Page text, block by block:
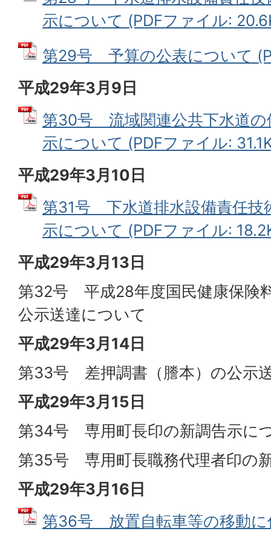
示について (PDFファイル:
第29号 予算の公表について
平成29年3月9日
第30号 流域関連公共下水道の
示について (PDFファイル:
平成29年3月10日
第31号 下水道排水設備責任技
示について (PDFファイル:
平成29年3月13日
第32号 平成28年度国民健康保険
公示送達について
平成29年3月14日
第33号 差押調書（謄本）の公示
平成29年3月15日
第34号 専用町長印の新調告示に
第35号 専用町長職務代理者印の
平成29年3月16日
第36号 放置自転車等の移動に